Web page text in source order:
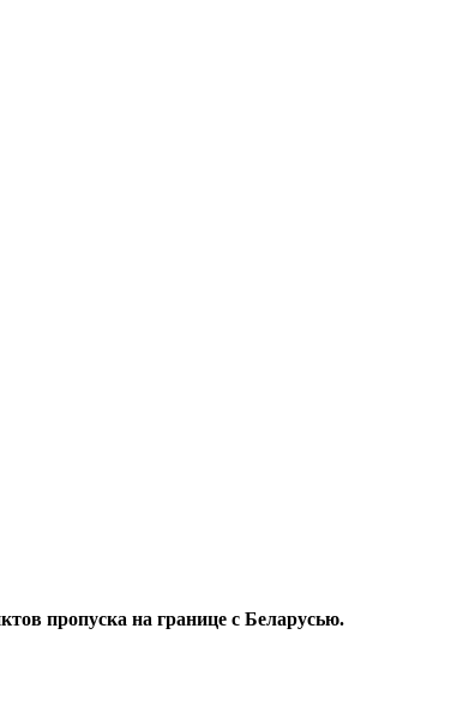
пропуска на границе с Беларусью.